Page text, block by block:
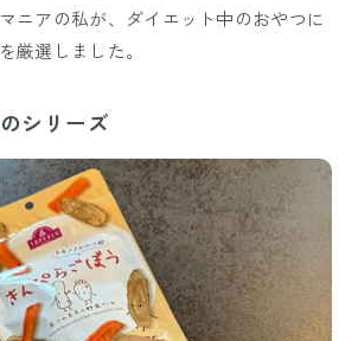
ニアの私が、ダイエット中のおやつに
厳選しました。
シリーズ